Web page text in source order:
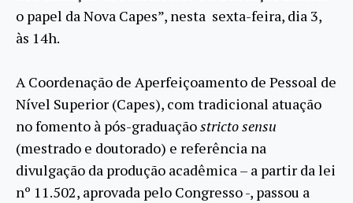
o papel da Nova Capes”, nesta sexta-feira, dia 3,
às 14h.
A Coordenação de Aperfeiçoamento de Pessoal de
Nível Superior (Capes), com tradicional atuação
no fomento à pós-graduaçãostricto sensu
(mestrado e doutorado) e referência na
divulgação da produção acadêmica – a partir da lei
nº 11.502, aprovada pelo Congresso -, passou a